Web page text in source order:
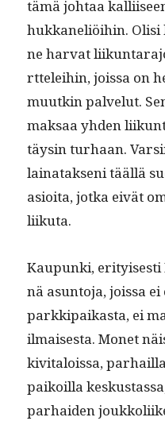
tämä johtaa
hukkaneliöi­hin.
ne har­vat
rt­telei­hin, jois­sa on
muutkin palve­lut.
mak­saa yhden
täysin turhaan.
lainatak­seni tääl­lä
asioi­ta, jot­ka eivät
liikuta.
Kaupun­ki,
nä asun­to­ja, jois­sa
parkkipaikas­ta, ei
ilmais­es­ta. Mon­et
kiv­i­talois­sa,
paikoil­la
parhaiden